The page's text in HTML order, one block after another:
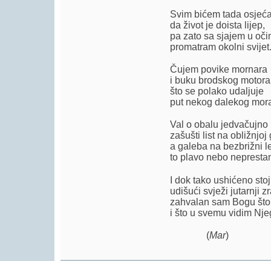
Svim bićem tada
da život je doista lijep,
pa zato sa sjajem u
promatram okolni svijet.
Čujem povike mornara
i buku brodskog
što se polako udaljuje
put nekog dalekog
Val o obalu jedvačujno
zašušti list na obližnjoj
a galeba na bezbrižni
to plavo nebo
I dok tako ushićeno
udišući svježi jutarnji
zahvalan sam Bogu
i što u svemu vidim
(Mar)